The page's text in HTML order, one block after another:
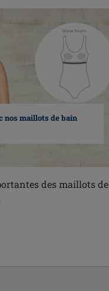
nos maillots de bain
des maillots de